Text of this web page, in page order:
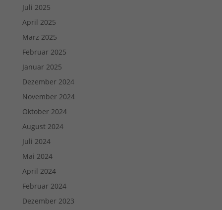
Juli 2025
April 2025
März 2025
Februar 2025
Januar 2025
Dezember 2024
November 2024
Oktober 2024
August 2024
Juli 2024
Mai 2024
April 2024
Februar 2024
Dezember 2023